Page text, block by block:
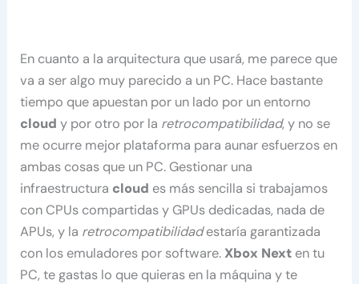
En cuanto a la arquitectura que usará, me parece que
va a ser algo muy parecido a un PC. Hace bastante
tiempo que apuestan por un lado por un entorno
cloud y por otro por la retrocompatibilidad, y no se
me ocurre mejor plataforma para aunar esfuerzos en
ambas cosas que un PC. Gestionar una
infraestructura cloud es más sencilla si trabajamos
con CPUs compartidas y GPUs dedicadas, nada de
APUs, y la retrocompatibilidadestaría garantizada
con los emuladores por software. Xbox Next en tu
PC, te gastas lo que quieras en la máquina y te